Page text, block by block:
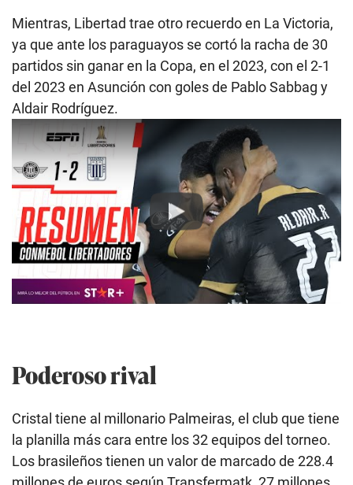
Mientras, Libertad trae otro recuerdo en La Victoria,
ya que ante los paraguayos se cortó la racha de 30
partidos sin ganar en la Copa, en el 2023, con el 2-1
del 2023 en Asunción con goles de Pablo Sabbag y
Aldair Rodríguez.
Play
Poderoso rival
Cristal tiene al millonario Palmeiras, el club que tiene
la planilla más cara entre los 32 equipos del torneo.
Los brasileños tienen un valor de marcado de 228.4